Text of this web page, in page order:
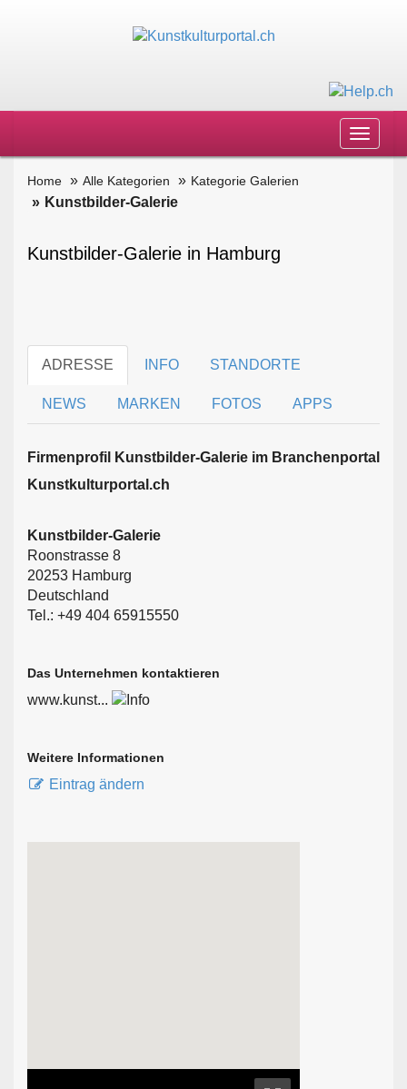
Toggle
Home Alle Kategorien Kategorie Galerien
Kunstbilder-Galerie
Kunstbilder-Galerie in Hamburg
ADRESSE INFO STANDORTE
NEWS MARKEN FOTOS APPS
Firmen­profil Kunstbilder-Galerie im Branchen­portal
Kunstkulturportal.ch
Kunstbilder-Galerie
Roonstrasse 8
20253 Hamburg
Deutschland
Tel.: +49 404 65915550
Das Unternehmen kontaktieren
www.kunst...
Weitere Informationen
Eintrag ändern